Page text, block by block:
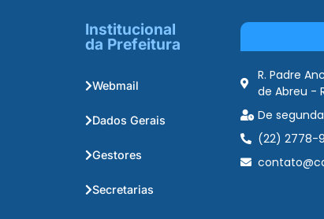
Institucional
da Prefeitura
Webmail
Dados Gerais
Gestores
Secretarias
R. Padre
de Abreu -
De
(22) 2778-